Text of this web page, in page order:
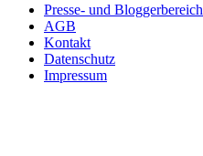
Presse- und Bloggerbereich
AGB
Kontakt
Datenschutz
Impressum